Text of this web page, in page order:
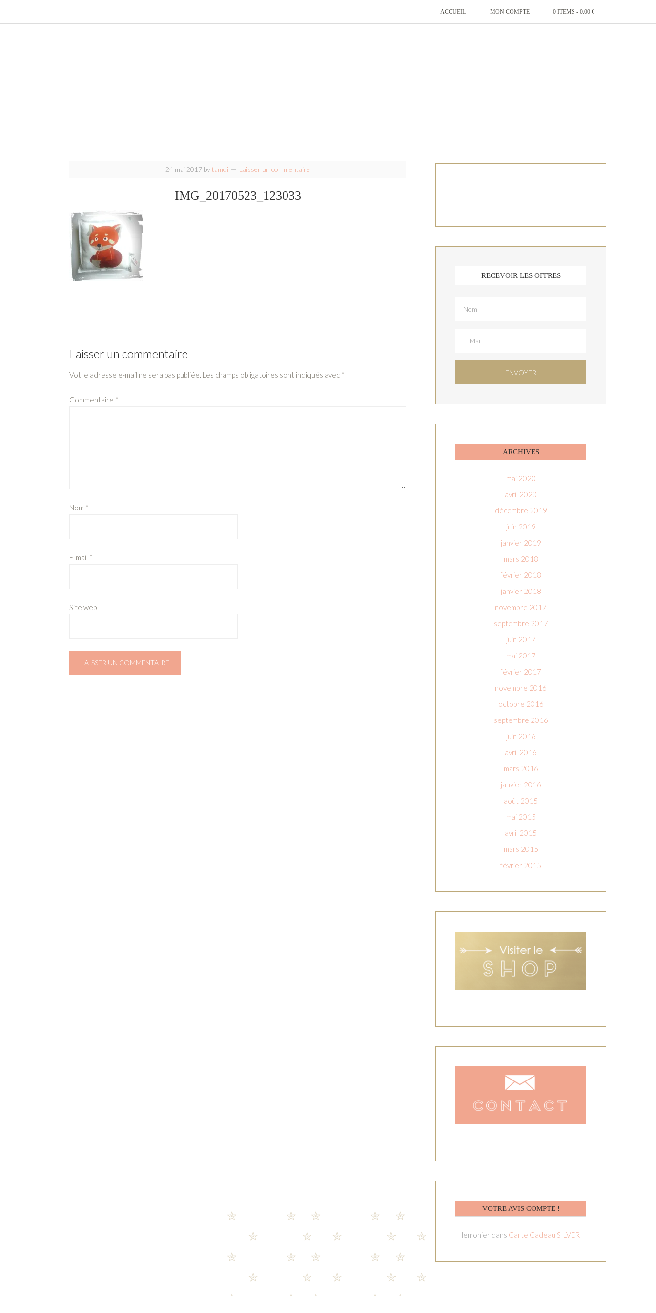
ACCUEIL MON COMPTE 0 ITEMS - 0.00 €
24 mai 2017 bytamoi Laisser un commentaire
IMG_20170523_123033
Laisser un commentaire
Votre adresse e-mail ne sera pas publiée. Les champs obligatoires sont indiqués avec *
Commentaire *
Nom *
E-mail *
Site web
RECEVOIR LES OFFRES
ARCHIVES
mai 2020
avril 2020
décembre 2019
juin 2019
janvier 2019
mars 2018
février 2018
janvier 2018
novembre 2017
septembre 2017
juin 2017
mai 2017
février 2017
novembre 2016
octobre 2016
septembre 2016
juin 2016
avril 2016
mars 2016
janvier 2016
août 2015
mai 2015
avril 2015
mars 2015
février 2015
VOTRE AVIS COMPTE !
lemonier dans Carte Cadeau SILVER